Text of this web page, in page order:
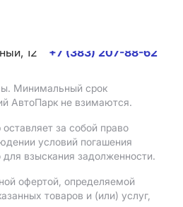
12
+7 (383) 207-88-62
Минимальный срок
АвтоПарк не взимаются.
за собой право
условий погашения
взыскания задолженности.
офертой, определяемой
товаров и (или) услуг,